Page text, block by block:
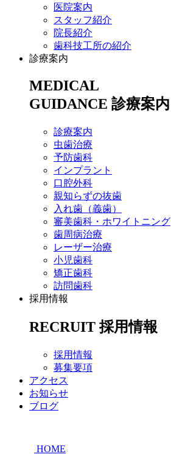
医院案内
スタッフ紹介
院長紹介
歯科技工所の紹介
診療案内
MEDICAL
GUIDANCE 診療案内
診療案内
虫歯治療
予防歯科
インプラント
口腔外科
親知らずの抜歯
入れ歯（義歯）
審美歯科・ホワイトニング
歯周病治療
レーザー治療
小児歯科
矯正歯科
訪問歯科
採用情報
RECRUIT 採用情報
採用情報
募集要項
アクセス
お知らせ
ブログ
HOME